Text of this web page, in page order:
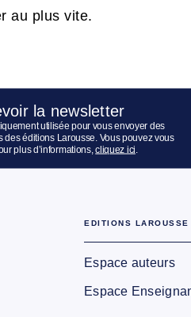
au plus vite.
la newsletter
utilisée pour vous envoyer des
des éditions Larousse. Vous pouvez vous
plus d’informations,cliquez ici
EDITIONS LAROUSSE
Espace auteurs
Espace